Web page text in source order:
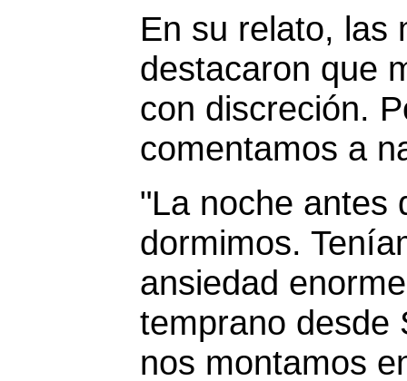
En su relato, las
destacaron que
con discreción.
comentamos a
"La noche antes
dormimos.
ansiedad
temprano desde
nos montamos